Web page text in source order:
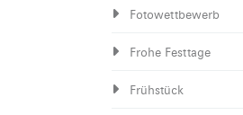
Fotowettbewerb
Frohe Festtage
Frühstück